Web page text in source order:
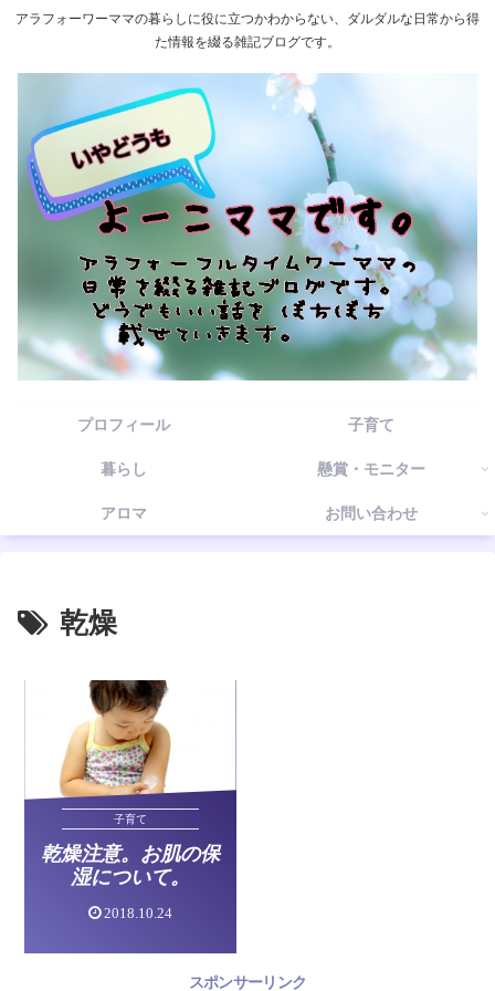
アラフォーワーママの暮らしに役に立つかわからない、ダルダルな日常から得
た情報を綴る雑記ブログです。
プロフィール 子育て
暮らし 懸賞・モニター
アロマ お問い合わせ
乾燥
子育て
乾燥注意。お肌の保
湿について。
2018.10.24
スポンサーリンク